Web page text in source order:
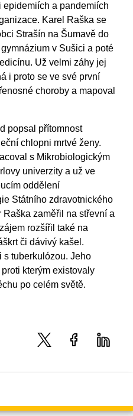
a pandemiích
Karel Raška se
Strašín na Šumavě do
v Sušici a poté
Už velmi záhy jej
i proto se ve své první
choroby a mapoval
popsal přítomnost
chlopni mrtvé ženy.
s Mikrobiologickým
univerzity a už ve
oddělení
Státního zdravotnického
zaměřil na střevní a
rozšířil také na
či dávivý kašel.
tuberkulózou. Jeho
kterým existovaly
po celém světě.